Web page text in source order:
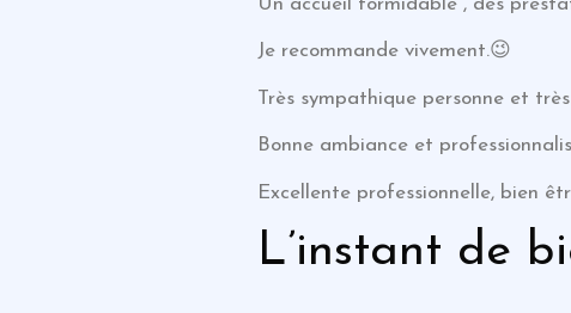
Je recommande vivement.😉
Très sympathique personne et
Bonne ambiance et
Excellente professionnelle, bien
L’instant de